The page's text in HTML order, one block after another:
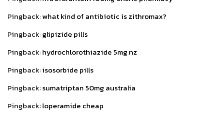
Pingback:what kind of antibiotic is zithromax?
Pingback:glipizide pills
Pingback:hydrochlorothiazide 5mg nz
Pingback:isosorbide pills
Pingback:sumatriptan 50mg australia
Pingback:loperamide cheap